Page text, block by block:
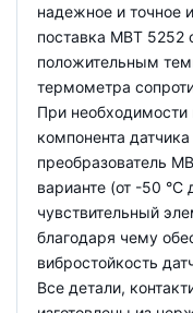
надежное и точное
поставка MBT 5252
положительным
термометра
При необходимости
компонента
преобразователь
варианте (от -50 °C
чувствительный
благодаря чему
вибростойкость
Все детали,